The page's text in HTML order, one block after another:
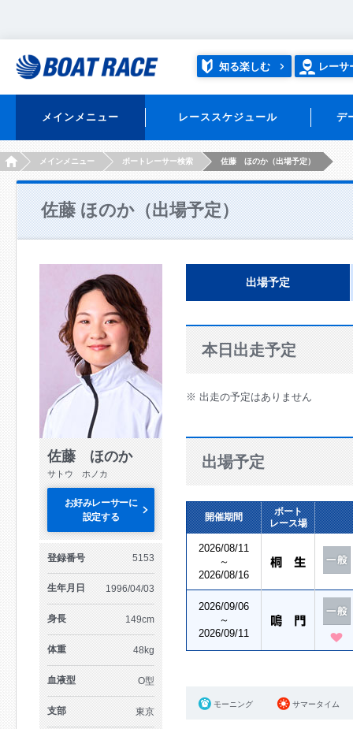
知る楽しむ レーサ
メインメニュー レーススケジュール デ
HOMEメインメニュー ボートレーサー検索 佐藤 ほのか（出場予定）
佐藤 ほのか（出場予定）
佐藤 ほのか
サトウ ホノカ
お好みレーサーに
設定する
登録番号 5153
生年月日 1996/04/03
身長 149cm
体重 48kg
血液型 O型
支部 東京
出場予定
本日出走予定
※ 出走の予定はありません
出場予定
開催期間
ボート
レース場
2026/08/11
～
2026/08/16
2026/09/06
～
2026/09/11
モーニング サマータイム